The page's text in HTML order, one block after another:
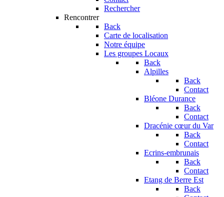
Rechercher
Rencontrer
Back
Carte de localisation
Notre équipe
Les groupes Locaux
Back
Alpilles
Back
Contact
Bléone Durance
Back
Contact
Dracénie cœur du Var
Back
Contact
Ecrins-embrunais
Back
Contact
Etang de Berre Est
Back